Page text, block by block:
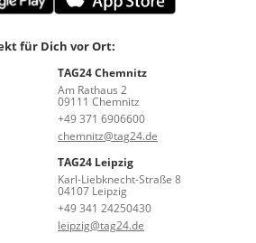
für Dich vor Ort:
TAG24 Chemnitz
Am Rathaus 2
09111 Chemnitz
+49 371 6906600
chemnitz@tag24.de
TAG24 Leipzig
Karl-Liebknecht-Straße 8
04107 Leipzig
+49 341 24250430
leipzig@tag24.de